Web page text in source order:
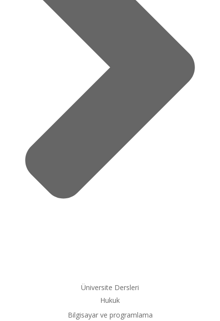
Üniversite Dersleri
Hukuk
Bilgisayar ve programlama